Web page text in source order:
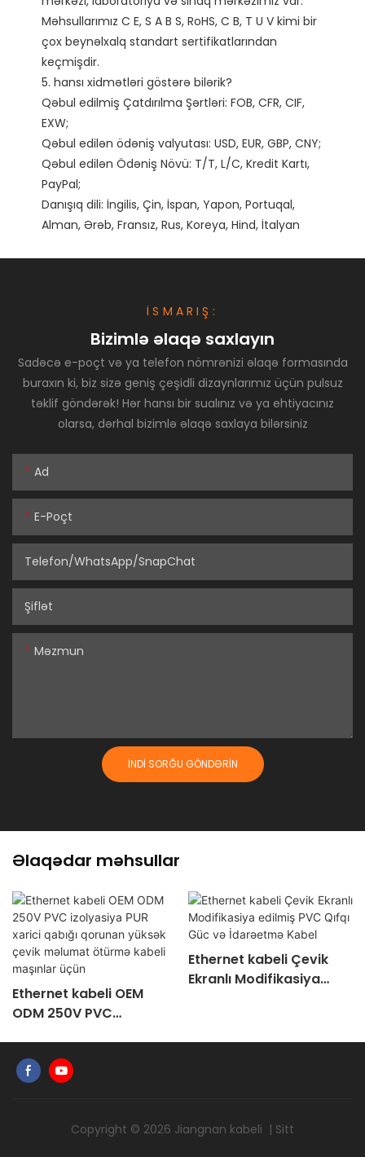
Məhsullarımız C E, S A B S, RoHS, C B, T U V kimi bir
çox beynəlxalq standart sertifikatlarından
keçmişdir.
5. hansı xidmətləri göstərə bilərik?
Qəbul edilmiş Çatdırılma Şərtləri: FOB, CFR, CIF,
EXW;
Qəbul edilən ödəniş valyutası: USD, EUR, GBP, CNY;
Qəbul edilən Ödəniş Növü: T/T, L/C, Kredit Kartı,
PayPal;
Danışıq dili: İngilis, Çin, İspan, Yapon, Portuqal,
İSMARIŞ:
Bizimlə əlaqə saxlayın
Sadəcə e-poçt və ya telefon nömrənizi əlaqə formasında
buraxın ki, biz sizə geniş çeşidli dizaynlarımız üçün pulsuz
təklif göndərək! Hər hansı bir sualınız və ya ehtiyacınız
olarsa, dərhal bizimlə əlaqə saxlaya bilərsiniz
Ad
E-Poçt
Telefon/WhatsApp/SnapChat
Şiflət
Məzmun
İNDI SORĞU GÖNDƏRIN
Əlaqədar məhsullar
Ethernet kabeli OEM
ODM 250V PVC
çevik məlumat ötürmə
Ethernet kabeli Çevik
Ekranlı Modifikasiya
Copyright © 2026 Jiangnan kabeli | Sitt